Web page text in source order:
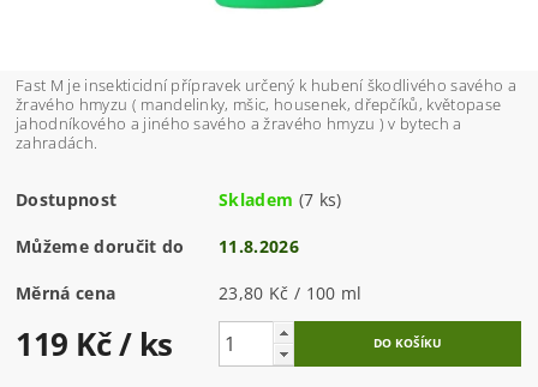
Fast M je insekticidní přípravek určený k hubení škodlivého savého a
žravého hmyzu ( mandelinky, mšic, housenek, dřepčíků, květopase
jahodníkového a jiného savého a žravého hmyzu ) v bytech a
zahradách.
Dostupnost Skladem (7 ks)
Můžeme doručit do 11.8.2026
Měrná cena 23,80 Kč / 100 ml
119 Kč/ ks